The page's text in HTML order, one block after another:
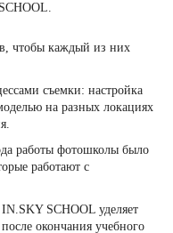
чтобы каждый из них
съемки: настройка
на разных локациях
работы фотошколы было
работают с
SCHOOL уделяет
окончания учебного